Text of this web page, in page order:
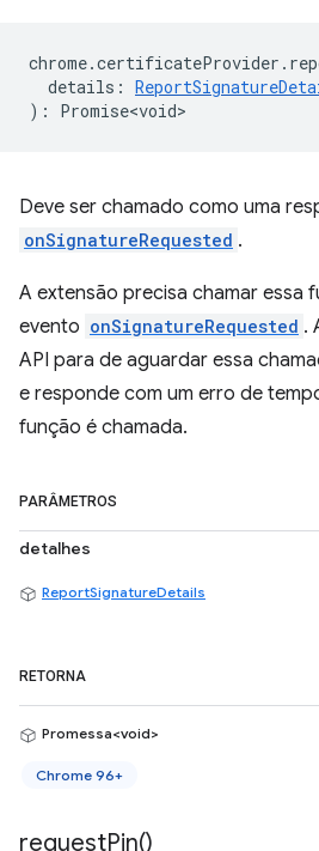
chrome.certificateProvider .
details :
) : Promise<void>
Deve ser chamado como uma
onSignatureRequested .
A extensão precisa chamar essa
evento onSignatureRequested .
API para de aguardar essa
e responde com um erro de
função é chamada.
PARÂMETROS
detalhes
ReportSignatureDetails
RETORNA
Promessa<void>
Chrome 96+
requestPin()